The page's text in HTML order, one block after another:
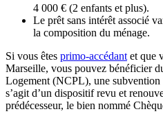
4 000 € (2 enfants et plus).
Le prêt sans intérêt associé
la composition du ménage.
Si vous êtes primo-accédant et que
Marseille, vous pouvez bénéficier
Logement (NCPL), une
s’agit d’un dispositif revu et
prédécesseur, le bien nommé